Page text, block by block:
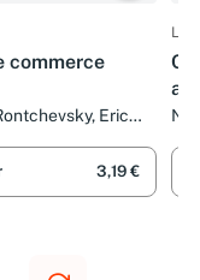
commerce
Eric
3,19 €